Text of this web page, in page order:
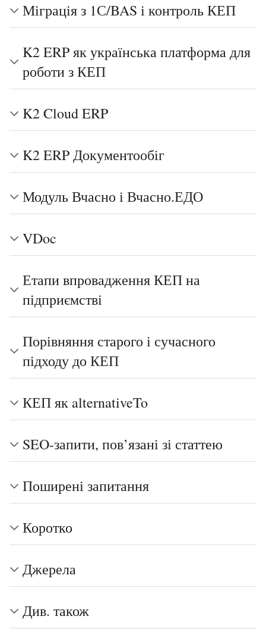
Міграція з 1С/BAS і контроль КЕП
K2 ERP як українська платформа для
роботи з КЕП
K2 Cloud ERP
K2 ERP Документообіг
Модуль Вчасно і Вчасно.ЕДО
VDoc
Етапи впровадження КЕП на
підприємстві
Порівняння старого і сучасного
підходу до КЕП
КЕП як alternativeTo
SEO-запити, пов’язані зі статтею
Поширені запитання
Коротко
Джерела
Див. також